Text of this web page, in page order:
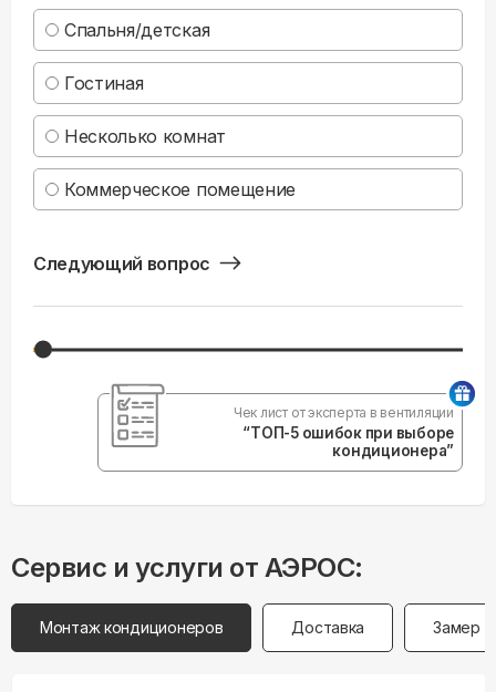
Спальня/детская
Гостиная
Несколько комнат
Коммерческое помещение
Следующий вопрос
Чек лист от эксперта в вентиляции
“ТОП-5 ошибок при выборе
кондиционера”
Сервис и услуги от АЭРОС:
Монтаж кондиционеров Доставка Замер